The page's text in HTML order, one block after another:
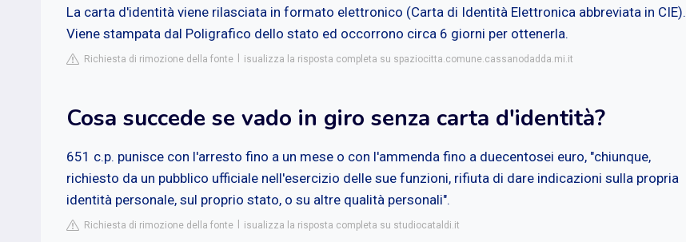
La carta d'identità viene rilasciata in formato elettronico (Carta di Identità Elettronica abbreviata in CIE).
Viene stampata dal Poligrafico dello stato ed occorrono circa 6 giorni per ottenerla.
Richiesta di rimozione della fonte isualizza la risposta completa su spaziocitta.comune.cassanodadda.mi.it
Cosa succede se vado in giro senza carta d'identità?
651 c.p. punisce con l'arresto fino a un mese o con l'ammenda fino a duecentosei euro, "chiunque,
richiesto da un pubblico ufficiale nell'esercizio delle sue funzioni, rifiuta di dare indicazioni sulla propria
identità personale, sul proprio stato, o su altre qualità personali".
Richiesta di rimozione della fonte isualizza la risposta completa su studiocataldi.it